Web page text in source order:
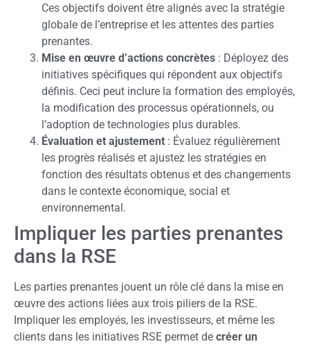
Ces objectifs doivent être alignés avec la stratégie
globale de l’entreprise et les attentes des parties
prenantes.
Mise en œuvre d’actions concrètes : Déployez des
initiatives spécifiques qui répondent aux objectifs
définis. Ceci peut inclure la formation des employés,
la modification des processus opérationnels, ou
l’adoption de technologies plus durables.
Évaluation et ajustement : Évaluez régulièrement
les progrès réalisés et ajustez les stratégies en
fonction des résultats obtenus et des changements
dans le contexte économique, social et
environnemental.
Impliquer les parties prenantes
dans la RSE
Les parties prenantes jouent un rôle clé dans la mise en
œuvre des actions liées aux trois piliers de la RSE.
Impliquer les employés, les investisseurs, et même les
clients dans les initiatives RSE permet de créer un